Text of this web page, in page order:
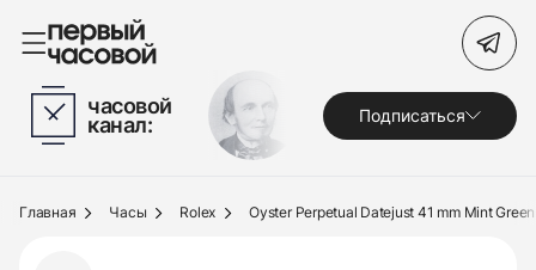
Часы
Украшения
Поиск по сайту
часовой
канал: Подписаться
Главная Часы Rolex Oyster Perpetual Datejust 41 mm Mint Green